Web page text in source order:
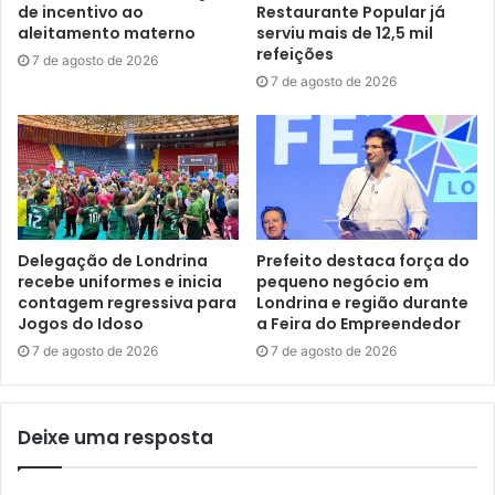
importante procurar a dose zero na unidade de saúde
mais próxima da sua residência”, detalhou.
primeira dose contra o sarampo, e de 66% para a segunda
dose. O município finalizou 2024 com cobertura de 98%
para a primeira dose e 81% para a segunda dose.
de incentivo ao
aleitamento materno
7 de agosto de 2026
Restaurante Popular já
serviu mais de 12,5 mil
refeições
7 de agosto de 2026
Delegação de Londrina
recebe uniformes e inicia
contagem regressiva para
Jogos do Idoso
7 de agosto de 2026
Prefeito destaca força do
pequeno negócio em
Londrina e região durante
a Feira do Empreendedor
7 de agosto de 2026
Deixe uma resposta